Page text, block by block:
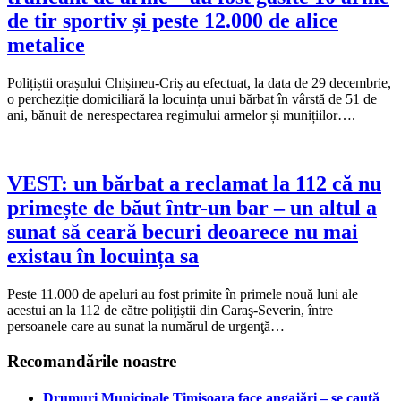
de tir sportiv și peste 12.000 de alice
metalice
Polițiștii orașului Chișineu-Criș au efectuat, la data de 29 decembrie,
o percheziție domiciliară la locuința unui bărbat în vârstă de 51 de
ani, bănuit de nerespectarea regimului armelor și munițiilor….
VEST: un bărbat a reclamat la 112 că nu
primește de băut într-un bar – un altul a
sunat să ceară becuri deoarece nu mai
existau în locuința sa
Peste 11.000 de apeluri au fost primite în primele nouă luni ale
acestui an la 112 de către poliţiştii din Caraş-Severin, între
persoanele care au sunat la numărul de urgenţă…
Recomandările noastre
Drumuri Municipale Timișoara face angajări – se caută